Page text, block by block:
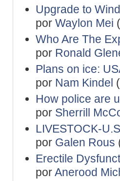
Upgrade to
por Waylon Mei
Who Are The
por Ronald
Plans on ice:
por Nam Kindel
How police are
por Sherrill
LIVESTOCK-
por Galen Rous
Erectile
porAnerood